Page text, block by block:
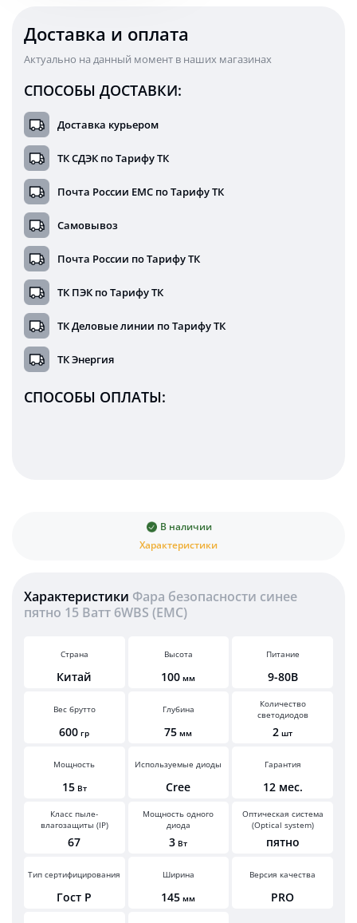
Доставка и оплата
Актуально на данный момент в наших магазинах
СПОСОБЫ ДОСТАВКИ:
Доставка курьером
ТК СДЭК по Тарифу ТК
Почта России ЕМС по Тарифу ТК
Самовывоз
Почта России по Тарифу ТК
ТК ПЭК по Тарифу ТК
ТК Деловые линии по Тарифу ТК
ТК Энергия
СПОСОБЫ ОПЛАТЫ:
Характеристики
В наличии
Характеристики Фара безопасности синее
пятно 15 Ватт 6WBS (EMC)
Страна
Китай
Высота
100 мм
Питание
9-80В
Вес брутто
600 гр
Глубина
75 мм
Количество
светодиодов
2 шт
Мощность
15 Вт
Используемые диоды
Cree
Гарантия
12 мес.
Класс пыле-
влагозащиты (IP)
67
Мощность одного
диода
3 Вт
Оптическая система
(Optical system)
пятно
Тип сертифицирования
Гост Р
Ширина
145 мм
Версия качества
PRO